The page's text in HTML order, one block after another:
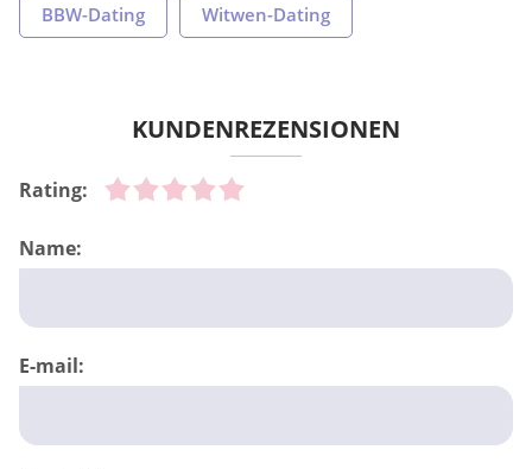
BBW-Dating Witwen-Dating
KUNDENREZENSIONEN
Rating:
Name:
E-mail: